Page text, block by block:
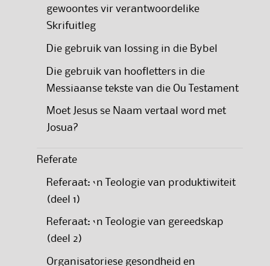
gewoontes vir verantwoordelike
Skrifuitleg
Die gebruik van lossing in die Bybel
Die gebruik van hoofletters in die
Messiaanse tekste van die Ou Testament
Moet Jesus se Naam vertaal word met
Josua?
Referate
Referaat: ‘n Teologie van produktiwiteit
(deel 1)
Referaat: ‘n Teologie van gereedskap
(deel 2)
Organisatoriese gesondheid en